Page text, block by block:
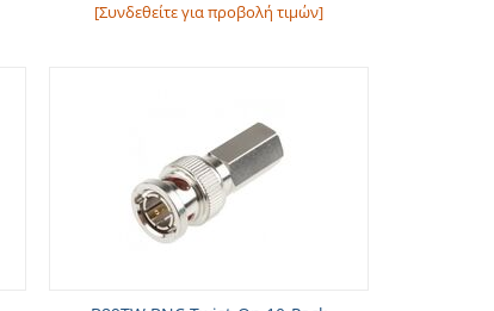
[Συνδεθείτε για προβολή τιμών]